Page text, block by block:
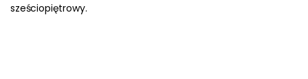
sześciopiętrowy.